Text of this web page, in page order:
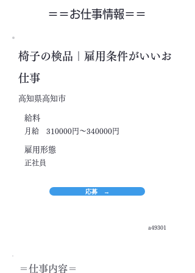
＝＝​お仕事情報＝＝
椅子の検品｜雇用条件がいいお
仕事
高知県高知市
​給料
月給 310000円～340000円
​雇用形態
正社員
応募 →
a49301
＝​仕事内容＝